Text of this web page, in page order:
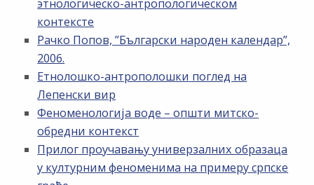
этнологическо-антропологическом
контексте
Рачко Попов, ”Български народен календар”,
2006.
Етнолошко-антрополошки поглед на
Лепенски вир
Феноменологија воде – општи митско-
обредни контекст
Прилог проучавању универзалних образаца
у културним феноменима на примеру српске